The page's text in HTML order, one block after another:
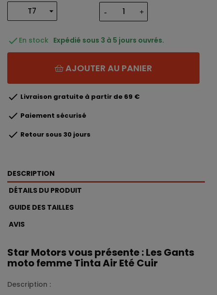
 En stock Expédié sous 3 à 5 jours ouvrés.
AJOUTER AU PANIER
 Livraison gratuite à partir de 69 €
 Paiement sécurisé
 Retour sous 30 jours
DESCRIPTION
DÉTAILS DU PRODUIT
GUIDE DES TAILLES
AVIS
Star Motors vous présente : Les Gants
moto femme Tinta Air Eté Cuir
Description :